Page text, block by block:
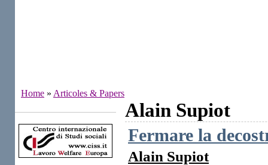
Home » Articoles & Papers
Alain Supiot
Fermare la
Alain Supiot